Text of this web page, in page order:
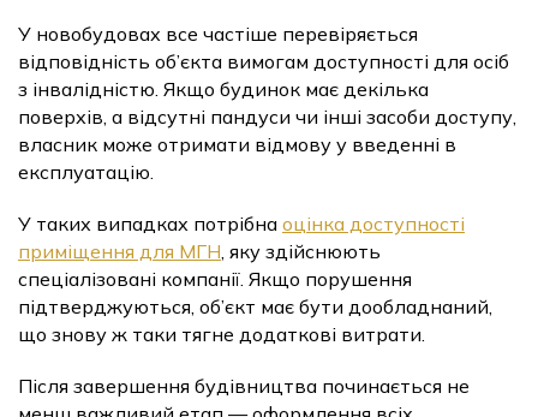
У новобудовах все частіше перевіряється
відповідність об’єкта вимогам доступності для осіб
з інвалідністю. Якщо будинок має декілька
поверхів, а відсутні пандуси чи інші засоби доступу,
власник може отримати відмову у введенні в
експлуатацію.
У таких випадках потрібна оцінка доступності
приміщення для МГН, яку здійснюють
спеціалізовані компанії. Якщо порушення
підтверджуються, об’єкт має бути дообладнаний,
що знову ж таки тягне додаткові витрати.
Після завершення будівництва починається не